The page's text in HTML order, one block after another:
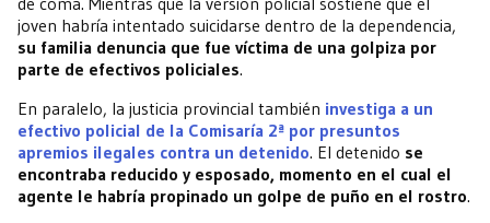
joven habría intentado suicidarse dentro de la dependencia,
su familia denuncia que fue víctima de una golpiza por
parte de efectivos policiales.
En paralelo, la justicia provincial también investiga a un
efectivo policial de la Comisaría 2ª por presuntos
apremios ilegales contra un detenido. El detenido se
encontraba reducido y esposado, momento en el cual el
agente le habría propinado un golpe de puño en el rostro.